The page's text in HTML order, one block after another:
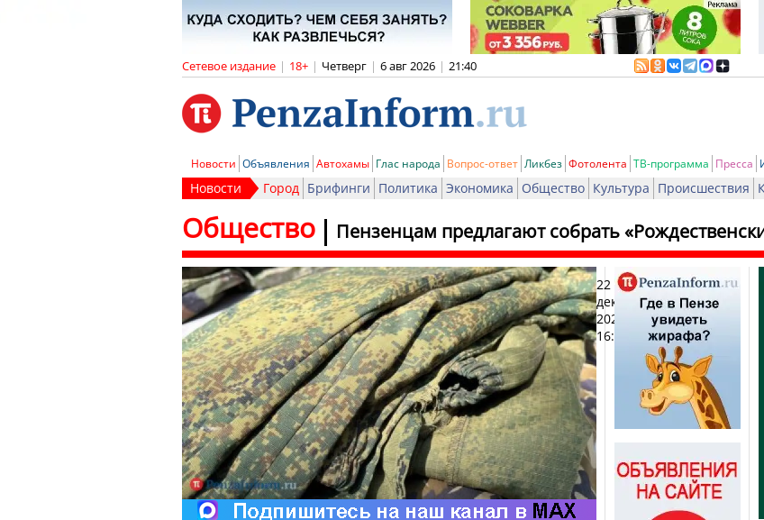
Сетевое издание | 18+ | Четверг | 6 авг 2026 | 21:40
Новости Объявления Автохамы Глас народа Вопрос-ответ Ликбез Фотолента ТВ-программа Пресса
Новости Город Брифинги Политика Экономика Общество Культура Происшествия
Пензенцам предлагают собрать
Общество
22
декабря
2025,
16:23